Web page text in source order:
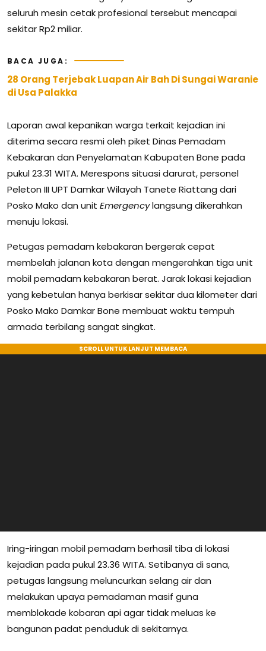
seluruh mesin cetak profesional tersebut mencapai
sekitar Rp2 miliar.
BACA JUGA:
28 Orang Terjebak Luapan Air Bah Di Sungai Waranie
di Usa Palakka
Laporan awal kepanikan warga terkait kejadian ini
diterima secara resmi oleh piket Dinas Pemadam
Kebakaran dan Penyelamatan Kabupaten Bone pada
pukul 23.31 WITA. Merespons situasi darurat, personel
Peleton III UPT Damkar Wilayah Tanete Riattang dari
Posko Mako dan unit Emergencylangsung dikerahkan
menuju lokasi.
Petugas pemadam kebakaran bergerak cepat
membelah jalanan kota dengan mengerahkan tiga unit
mobil pemadam kebakaran berat. Jarak lokasi kejadian
yang kebetulan hanya berkisar sekitar dua kilometer dari
Posko Mako Damkar Bone membuat waktu tempuh
armada terbilang sangat singkat.
Iring-iringan mobil pemadam berhasil tiba di lokasi
kejadian pada pukul 23.36 WITA. Setibanya di sana,
petugas langsung meluncurkan selang air dan
melakukan upaya pemadaman masif guna
memblokade kobaran api agar tidak meluas ke
bangunan padat penduduk di sekitarnya.